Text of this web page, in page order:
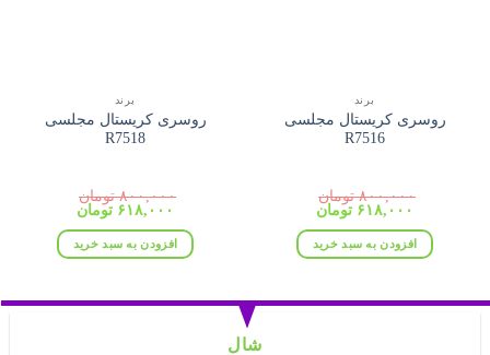
برند
روسری کریستال مجلسی
R7516
۸۰۰,۰۰۰ تومان
قیمت
۸۰۰,۰۰۰ تومان
بود.
۶۱۸,۰۰۰ تومان
۶۱۸,۰۰۰ تومان. افزودن به سبد خرید
برند
روسری کریستال مجلسی
R7518
۸۰۰,۰۰۰ تومان
قیمت
۸۰۰,۰۰۰ تومان
بود.
۶۱۸,۰۰۰ تومان
۶۱۸,۰۰۰ تومان. افزودن به سبد خرید
شال